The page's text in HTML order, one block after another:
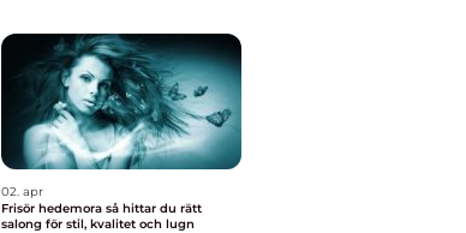
02. apr
Frisör hedemora så hittar du rätt
salong för stil, kvalitet och lugn